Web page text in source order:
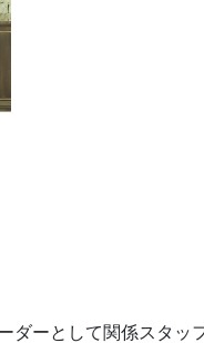
ダーとして関係スタ